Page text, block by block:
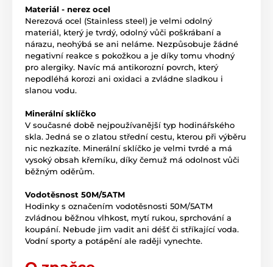
Materiál - nerez ocel
Nerezová ocel (Stainless steel) je velmi odolný
materiál, který je tvrdý, odolný vůči poškrábaní a
nárazu, neohýbá se ani neláme. Nezpůsobuje žádné
negativní reakce s pokožkou a je díky tomu vhodný
pro alergiky. Navíc má antikorozní povrch, který
nepodléhá korozi ani oxidaci a zvládne sladkou i
slanou vodu.
Minerální sklíčko
V současné době nejpoužívanější typ hodinářského
skla. Jedná se o zlatou střední cestu, kterou při výběru
nic nezkazíte. Minerální sklíčko je velmi tvrdé a má
vysoký obsah křemíku, díky čemuž má odolnost vůči
běžným oděrům.
Vodotěsnost 50M/5ATM
Hodinky s označením vodotěsnosti 50M/5ATM
zvládnou běžnou vlhkost, mytí rukou, sprchování a
koupání. Nebude jim vadit ani déšť či stříkající voda.
Vodní sporty a potápění ale raději vynechte.